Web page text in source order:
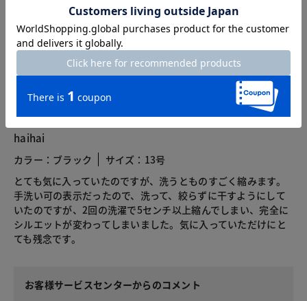
とても上品です。
ウエストまわりはぴったりしているので、一つ上のサイズでき
れいに着れました。
haihai
カラー：ブラック
サイズ：13号
とても気に入っていたのですが、洗うとものすごく縮みます。
手洗い可の表示だったので、洗って、絞らずに干すようにして
いたのですが、2回の洗濯で5センチ以上縮んでしまい、完全に
シルエットが変わってしまいました。気に入っていただけにと
ても残念です。
お客様サービスセンターからのコメント